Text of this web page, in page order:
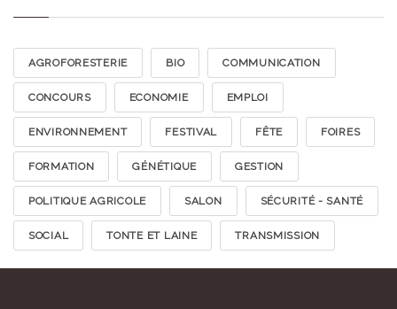
AGROFORESTERIE BIO COMMUNICATION
CONCOURS ECONOMIE EMPLOI
ENVIRONNEMENT FESTIVAL FÊTE FOIRES
FORMATION GÉNÉTIQUE GESTION
POLITIQUE AGRICOLE SALON SÉCURITÉ - SANTÉ
SOCIAL TONTE ET LAINE TRANSMISSION